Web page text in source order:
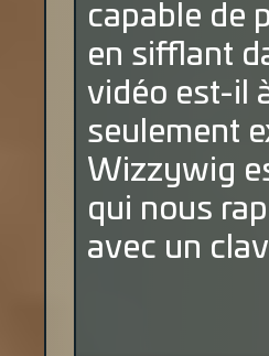
capable de
en sifflant
vidéo est-il
seulement
Wizzywig
qui nous
avec un